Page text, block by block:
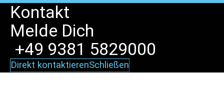
Kontakt
Melde Dich
+49 9381 5829000
Direkt kontaktierenSchließen